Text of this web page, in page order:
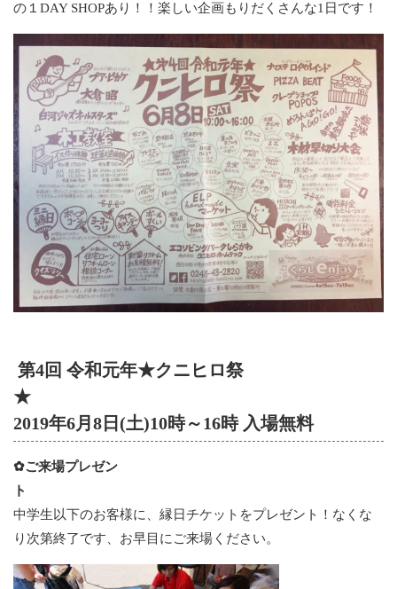
の１DAY SHOPあり！！楽しい企画もりだくさんな1日です！
第4回 令和元年★クニヒロ祭
★
2019年6月8日(土)10時～16時 入場無料
✿ご来場プレゼン
ト
中学生以下のお客様に、縁日チケットをプレゼント！なくな
り次第終了です、お早目にご来場ください。